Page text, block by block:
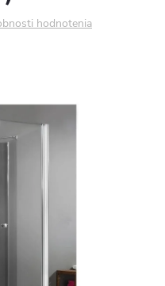
hodnotenia